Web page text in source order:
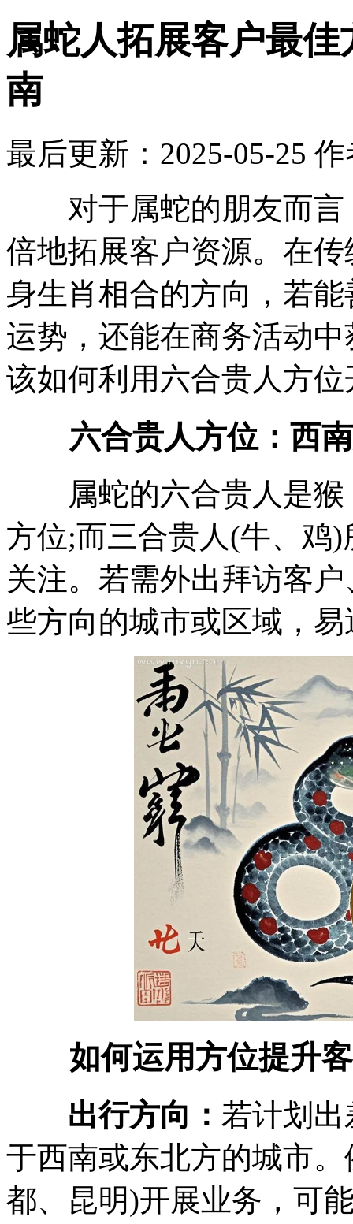
属蛇人拓展客户最
南
最后更新：2025-05-25 作
对于属蛇的朋友而言
倍地拓展客户资源。在
身生肖相合的方向，若
运势，还能在商务活动
该如何利用六合贵人方位
六合贵人方位：西南
属蛇的六合贵人是猴
方位;而三合贵人(牛、鸡
关注。若需外出拜访客
些方向的城市或区域，
如何运用方位提升客
出行方向： 若计划
于西南或东北方的城市
都、昆明)开展业务，可